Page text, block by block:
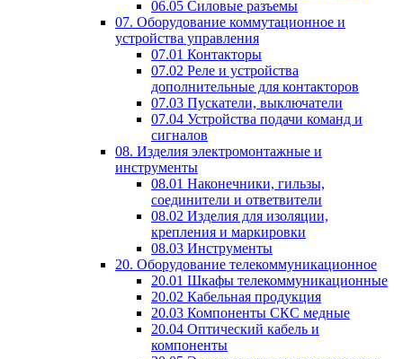
06.05 Силовые разъемы
07. Оборудование коммутационное и
устройства управления
07.01 Контакторы
07.02 Реле и устройства
дополнительные для контакторов
07.03 Пускатели, выключатели
07.04 Устройства подачи команд и
сигналов
08. Изделия электромонтажные и
инструменты
08.01 Наконечники, гильзы,
соединители и ответвители
08.02 Изделия для изоляции,
крепления и маркировки
08.03 Инструменты
20. Оборудование телекоммуникационное
20.01 Шкафы телекоммуникационные
20.02 Кабельная продукция
20.03 Компоненты СКС медные
20.04 Оптический кабель и
компоненты